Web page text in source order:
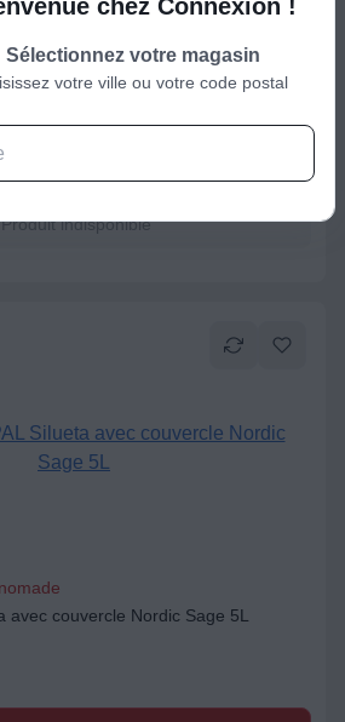
indisponible
avec couvercle Nordic Sage 5L
chez Connexion !
Sélectionnez votre magasin
votre ville ou votre code postal